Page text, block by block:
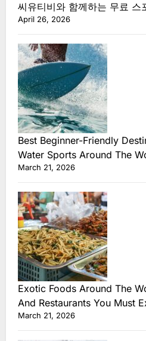
씨유티비와 함께하는 무료 스
April 26, 2026
Best Beginner-Friendly
Water Sports Around The
March 21, 2026
Exotic Foods Around The
And Restaurants You Must
March 21, 2026